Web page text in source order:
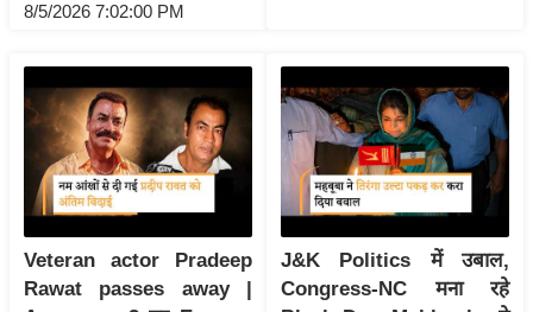
स
क्षा
B
a
i
n
8/5/2026 7:02:00 PM
Veteran actor Pradeep
Rawat passes away |
J&K Politics में उबाल,
Congress-NC मना रहे